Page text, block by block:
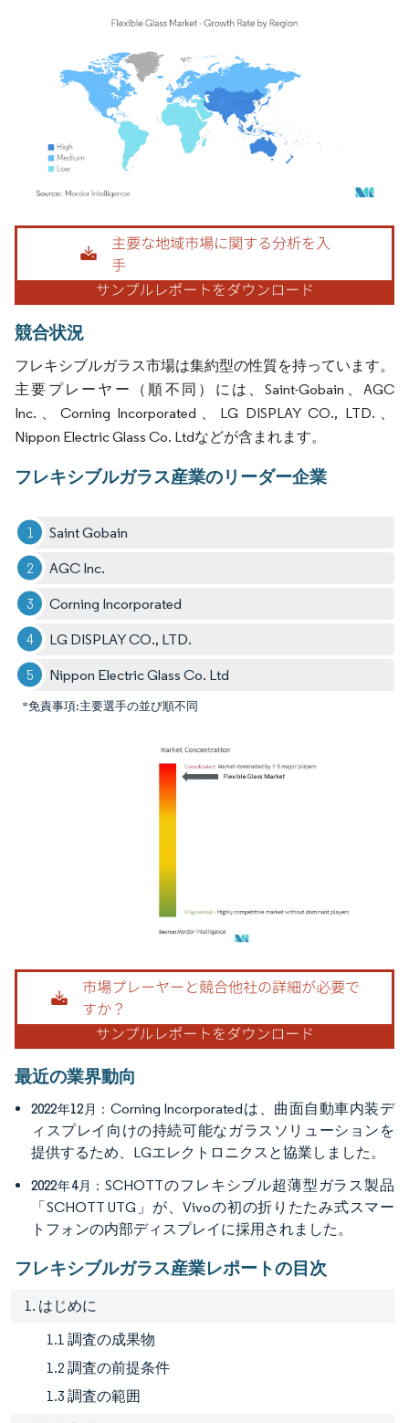
画像 © Mordor Intelligence。再利用にはCC BY 4.0の表示が必要です。
競合状況
フレキシブルガラス市場は集約型の性質を持っています。
主要プレーヤー（順不同）には、Saint-Gobain、AGC
Inc.、Corning Incorporated、LG DISPLAY CO., LTD.、
Nippon Electric Glass Co. Ltdなどが含まれます。
フレキシブルガラス産業のリーダー企業
Saint Gobain
AGC Inc.
Corning Incorporated
LG DISPLAY CO., LTD.
Nippon Electric Glass Co. Ltd
*免責事項:主要選手の並び順不同
画像 © Mordor Intelligence。再利用にはCC BY 4.0の表示が必要です。
最近の業界動向
2022年12月： Corning Incorporatedは、曲面自動車内装デ
ィスプレイ向けの持続可能なガラスソリューションを
提供するため、LGエレクトロニクスと協業しました。
2022年4月：SCHOTTのフレキシブル超薄型ガラス製品
「SCHOTT UTG」が、Vivoの初の折りたたみ式スマー
トフォンの内部ディスプレイに採用されました。
フレキシブルガラス産業レポートの目次
1. はじめに
1.1 調査の成果物
1.2 調査の前提条件
1.3 調査の範囲